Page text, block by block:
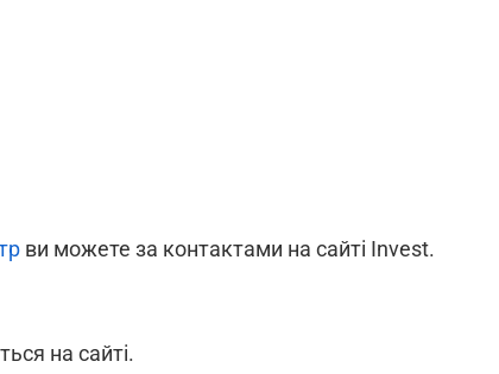
ви можете за контактами на сайті Invest.
на сайті.